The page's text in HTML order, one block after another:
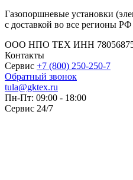
Газопоршневые установки
с доставкой во все регионы
ООО НПО ТЕХ ИНН
Контакты
Сервис +7 (800) 250-250-7
Обратный звонок
tula@gktex.ru
Пн-Пт: 09:00 - 18:00
Сервис 24/7